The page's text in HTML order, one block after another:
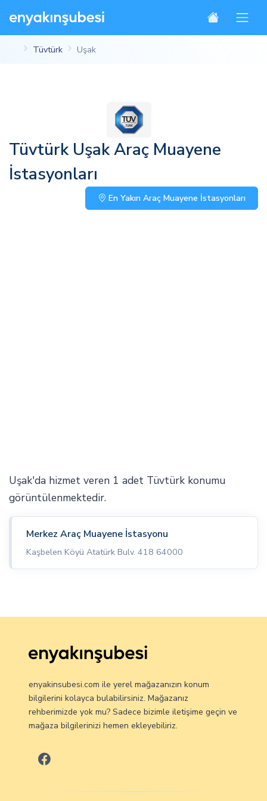
Tüvtürk Uşak
Tüvtürk Uşak Araç Muayene
İstasyonları
En Yakın Araç Muayene İstasyonları
Uşak'da hizmet veren 1 adet Tüvtürk konumu
görüntülenmektedir.
Merkez Araç Muayene İstasyonu
Kaşbelen Köyü Atatürk Bulv. 418 64000
enyakinsubesi.com ile yerel mağazanızın konum
bilgilerini kolayca bulabilirsiniz. Mağazanız
rehberimizde yok mu? Sadece bizimle iletişime geçin ve
mağaza bilgilerinizi hemen ekleyebiliriz.